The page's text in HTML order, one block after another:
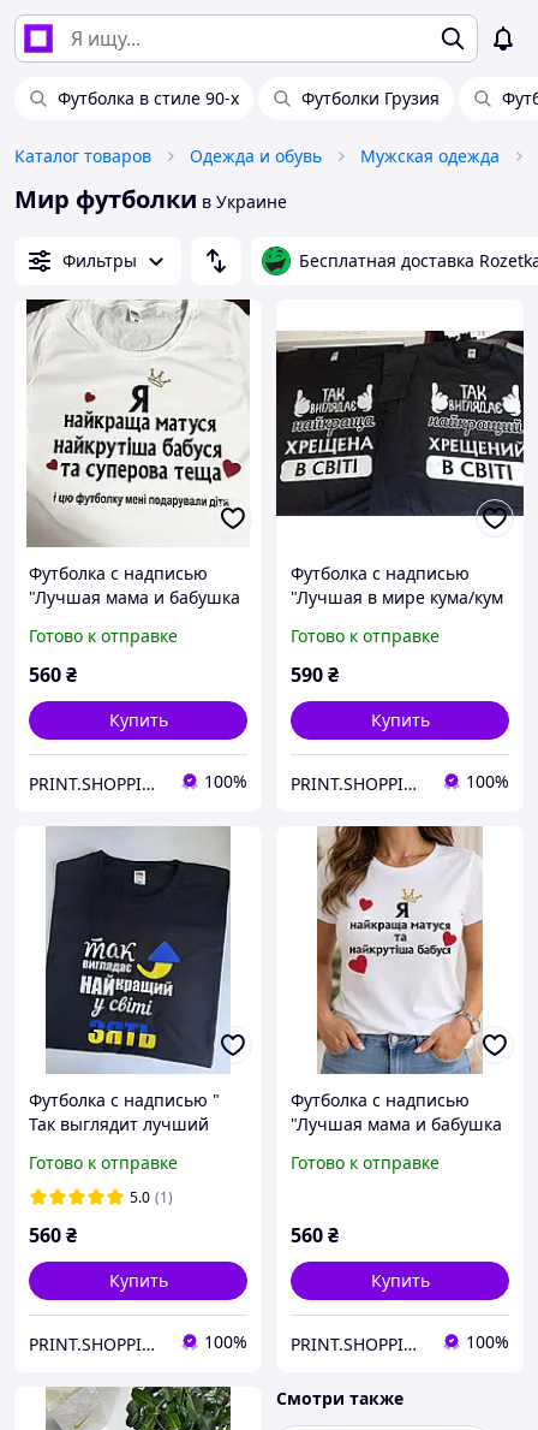
Футболка в стиле 90-х Футболки Грузия
Каталог товаров Одежда и обувь Мужская одежда
Мир футболки в Украине
Фильтры Бесплатная доставка
Футболка с надписью
"Лучшая мама и бабушка
мамы и бабушки.
Готово к отправке
560₴
Купить
PRINT.SHOPPING.UA 100%
Футболка с надписью
"Лучшая в мире кума/кум
кума
Готово к отправке
590₴
Купить
PRINT.SHOPPING.UA 100%
Футболка с надписью "
Так выглядит лучший
зятю.Футболка для зятя
Готово к отправке
5.0 (1)
560₴
Купить
PRINT.SHOPPING.UA 100%
Футболка с надписью
"Лучшая мама и бабушка
мамы и бабушки.
Готово к отправке
560₴
Купить
PRINT.SHOPPING.UA 100%
Смотри также